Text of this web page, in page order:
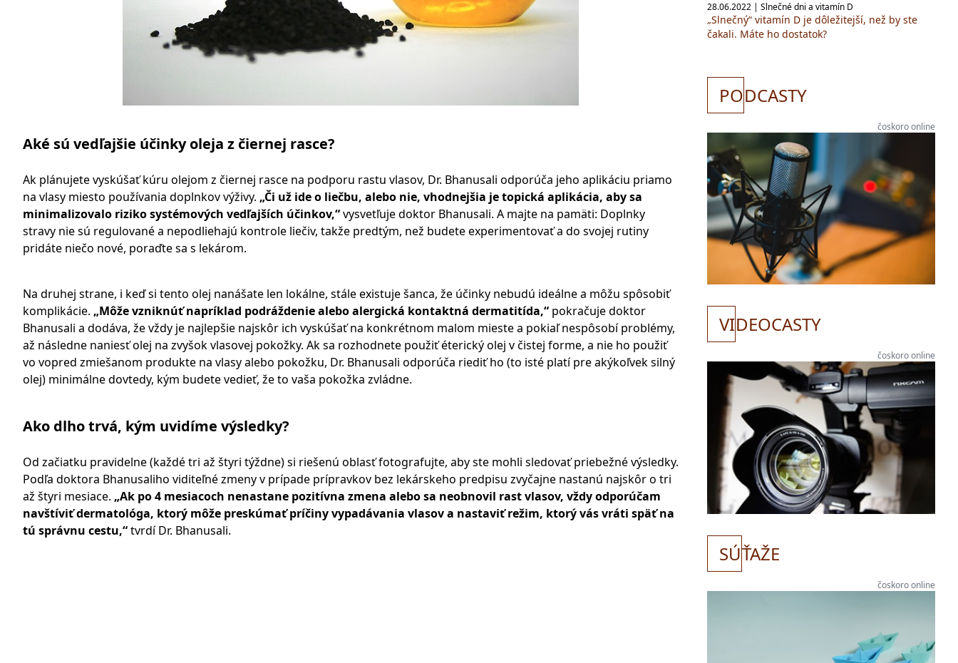
Aké sú vedľajšie účinky oleja z čiernej rasce?
Ak plánujete vyskúšať kúru olejom z čiernej rasce na podporu rastu vlasov, Dr. Bhanusali odporúča jeho aplikáciu priamo
na vlasy miesto používania doplnkov výživy. „Či už ide o liečbu, alebo nie, vhodnejšia je topická aplikácia, aby sa
minimalizovalo riziko systémových vedľajších účinkov,“vysvetľuje doktor Bhanusali. A majte na pamäti: Doplnky
stravy nie sú regulované a nepodliehajú kontrole liečiv, takže predtým, než budete experimentovať a do svojej rutiny
pridáte niečo nové, poraďte sa s lekárom.
Na druhej strane, i keď si tento olej nanášate len lokálne, stále existuje šanca, že účinky nebudú ideálne a môžu spôsobiť
komplikácie. „Môže vzniknúť napríklad podráždenie alebo alergická kontaktná dermatitída,“ pokračuje doktor
Bhanusali a dodáva, že vždy je najlepšie najskôr ich vyskúšať na konkrétnom malom mieste a pokiaľ nespôsobí problémy,
až následne naniesť olej na zvyšok vlasovej pokožky. Ak sa rozhodnete použiť éterický olej v čistej forme, a nie ho použiť
vo vopred zmiešanom produkte na vlasy alebo pokožku, Dr. Bhanusali odporúča riediť ho (to isté platí pre akýkoľvek silný
olej) minimálne dovtedy, kým budete vedieť, že to vaša pokožka zvládne.
Ako dlho trvá, kým uvidíme výsledky?
Od začiatku pravidelne (každé tri až štyri týždne) si riešenú oblasť fotografujte, aby ste mohli sledovať priebežné výsledky.
Podľa doktora Bhanusaliho viditeľné zmeny v prípade prípravkov bez lekárskeho predpisu zvyčajne nastanú najskôr o tri
až štyri mesiace. „Ak po 4 mesiacoch nenastane pozitívna zmena alebo sa neobnovil rast vlasov, vždy odporúčam
navštíviť dermatológa, ktorý môže preskúmať príčiny vypadávania vlasov a nastaviť režim, ktorý vás vráti späť na
tú správnu cestu,“tvrdí Dr. Bhanusali.
28.06.2022 | Slnečné dni a vitamín D
„Slnečný“ vitamín D je dôležitejší, než by ste
čakali. Máte ho dostatok?
PODCASTY
čoskoro online
VIDEOCASTY
čoskoro online
SÚŤAŽE
čoskoro online